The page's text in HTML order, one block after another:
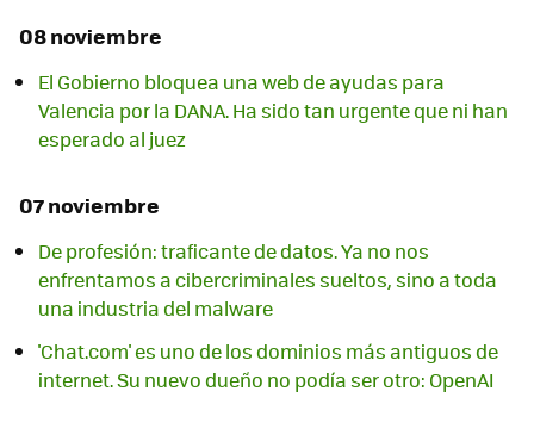
08 noviembre
El Gobierno bloquea una web de ayudas para
Valencia por la DANA. Ha sido tan urgente que ni han
esperado al juez
07 noviembre
De profesión: traficante de datos. Ya no nos
enfrentamos a cibercriminales sueltos, sino a toda
una industria del malware
'Chat.com' es uno de los dominios más antiguos de
internet. Su nuevo dueño no podía ser otro: OpenAI